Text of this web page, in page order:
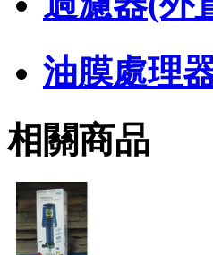
油膜處理
相關商品